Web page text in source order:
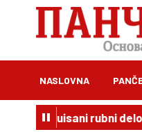
NASLOVNA
Evakuisani rubni